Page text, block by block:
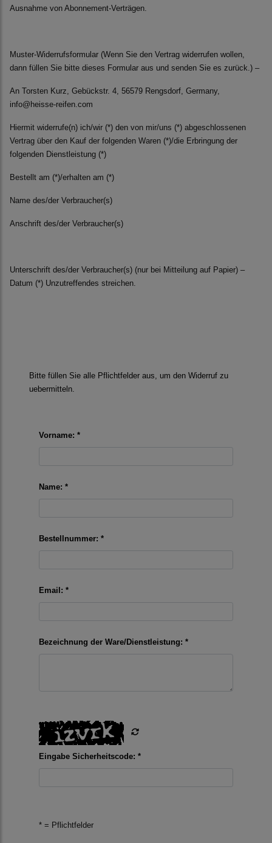
Ausnahme von Abonnement-Verträgen.
Muster-Widerrufsformular (Wenn Sie den Vertrag widerrufen wollen,
dann füllen Sie bitte dieses Formular aus und senden Sie es zurück.) –
An Torsten Kurz, Gebückstr. 4, 56579 Rengsdorf, Germany,
info@heisse-reifen.com
Hiermit widerrufe(n) ich/wir (*) den von mir/uns (*) abgeschlossenen
Vertrag über den Kauf der folgenden Waren (*)/die Erbringung der
folgenden Dienstleistung (*)
Bestellt am (*)/erhalten am (*)
Name des/der Verbraucher(s)
Anschrift des/der Verbraucher(s)
Unterschrift des/der Verbraucher(s) (nur bei Mitteilung auf Papier) –
Datum (*) Unzutreffendes streichen.
Bitte füllen Sie alle Pflichtfelder aus, um den Widerruf zu
uebermitteln.
Vorname: *
Name: *
Bestellnummer: *
Email: *
Bezeichnung der Ware/Dienstleistung: *
Eingabe Sicherheitscode: *
* = Pflichtfelder